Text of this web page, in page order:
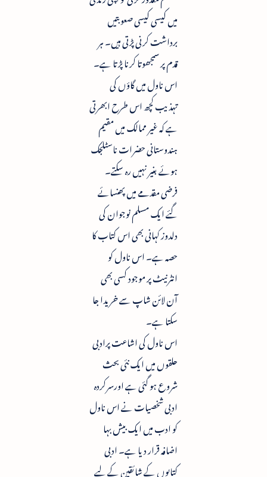
میں کیسی کیسی صعوبتیں
برداشت کرنی پڑتی ہیں۔ ہر
قدم پر سمجھوتا کرنا پڑتا ہے۔
اس ناول میں گاؤں کی
تہذیب کچھ اس طرح ابھرتی
ہے کہ غیر ممالک میں مقیم
ہندوستانی حضرات ناسٹلجک
ہوئے بغیر نہیں رہ سکتے۔
فرضی مقدمے میں پھنسائے
گئے ایک مسلم نوجوان کی
دلدوز کہانی بھی اس کتاب کا
حصہ ہے۔ اس ناول کو
انٹرنیٹ پر موجود کسی بھی
آن لائن شاپ سے خریدا جا
سکتا ہے۔
اس ناول کی اشاعت پرادبی
حلقوں میں ایک نئی بحث
شروع ہو گئی ہے اورسرکردہ
ادبی شخصیات نے اس ناول
کو ادب میں ایک بیش بہا
اضافہ قرار دیا ہے۔ ادبی
کتابوں کے شائقین کے لیے